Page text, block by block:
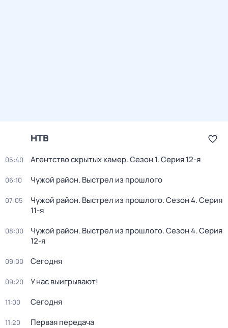
НТВ
05:40 Агентство скрытых камер. Сезон 1. Серия 12-я
06:10 Чужой район. Выстрел из прошлого
07:05 Чужой район. Выстрел из прошлого. Сезон 4. Серия
11-я
08:00 Чужой район. Выстрел из прошлого. Сезон 4. Серия
12-я
09:00 Сегодня
09:20 У нас выигрывают!
11:00 Сегодня
11:20 Первая передача